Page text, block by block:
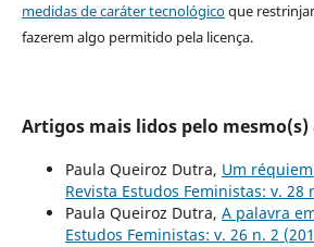
medidas de caráter tecnológicoque
fazerem algo permitido pela licença.
Artigos mais lidos pelo
Paula Queiroz Dutra, Um
Revista Estudos Feministas: v. 28
Paula Queiroz Dutra, A palavra
Estudos Feministas: v. 26 n. 2